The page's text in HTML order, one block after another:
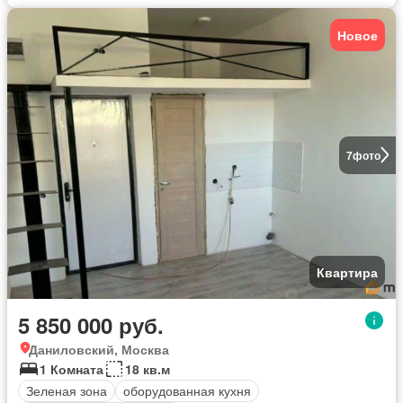
7фото
Новое
Квартира
5 850 000 руб.
Даниловский, Москва
1 Комната
18 кв.м
Зеленая зона
оборудованная кухня